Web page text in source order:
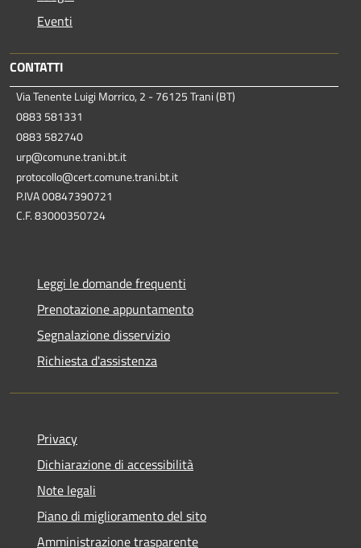
Eventi
CONTATTI
Via Tenente Luigi Morrico, 2 - 76125 Trani (BT)
0883 581331
0883 582740
urp@comune.trani.bt.it
protocollo@cert.comune.trani.bt.it
P.IVA 00847390721
C.F. 83000350724
Leggi le domande frequenti
Prenotazione appuntamento
Segnalazione disservizio
Richiesta d'assistenza
Privacy
Dichiarazione di accessibilità
Note legali
Piano di miglioramento del sito
Amministrazione trasparente